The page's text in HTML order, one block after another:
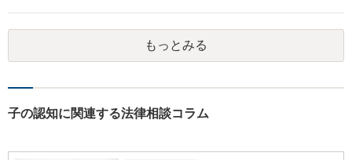
す。 また、認知されたことを前提に、父親として子を養う義務があり
ますので、 養育費を請求できます。 ただ、極端な話相手に収入がなか
ったり、行方不明だったりすると、実際上の回収が難しい可能性はあ
ります。
もっとみる
子の認知に関連する法律相談コラム